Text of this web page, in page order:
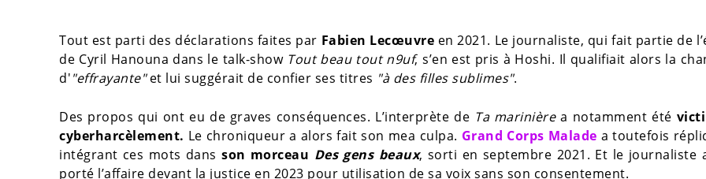
Tout est parti des déclarations faites par Fabien Lecœuvre en 2021. Le journaliste, qui fait partie de
de Cyril Hanouna dans le talk-show Tout beau tout n9uf, s’en est pris à Hoshi. Il qualifiait alors la
d'"effrayante"et lui suggérait de confier ses titres "à des filles sublimes".
Des propos qui ont eu de graves conséquences. L’interprète de Ta marinièrea notamment été
cyberharcèlement. Le chroniqueur a alors fait son mea culpa. Grand Corps Malade a toutefois
intégrant ces mots dansson morceau Des gens beaux, sorti en septembre 2021. Et le journaliste
porté l’affaire devant la justice en 2023 pour utilisation de sa voix sans son consentement.